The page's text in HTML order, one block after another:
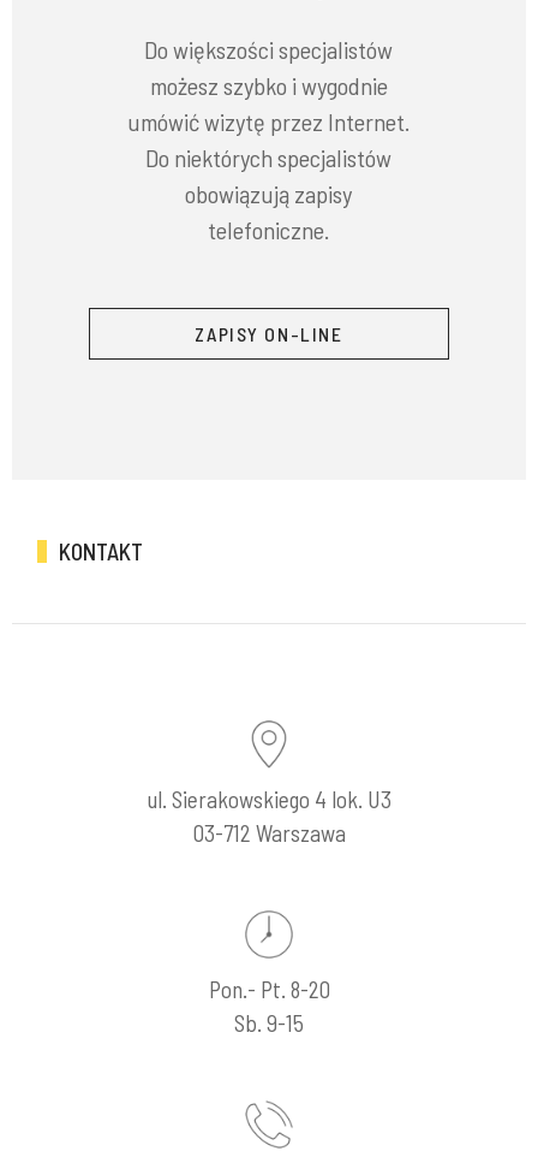
Do większości specjalistów
możesz szybko i wygodnie
umówić wizytę przez Internet.
Do niektórych specjalistów
obowiązują zapisy
telefoniczne.
ZAPISY ON-LINE
KONTAKT
ul. Sierakowskiego 4 lok. U3
03-712 Warszawa
Pon.- Pt. 8-20
Sb. 9-15